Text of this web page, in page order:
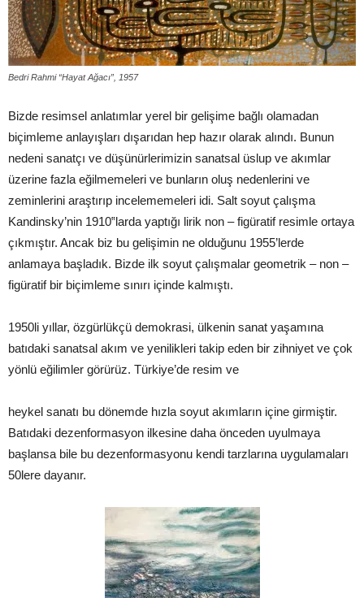
Bedri Rahmi “Hayat Ağacı”, 1957
Bizde resimsel anlatımlar yerel bir gelişime bağlı olamadan
biçimleme anlayışları dışarıdan hep hazır olarak alındı. Bunun
nedeni sanatçı ve düşünürlerimizin sanatsal üslup ve akımlar
üzerine fazla eğilmemeleri ve bunların oluş nedenlerini ve
zeminlerini araştırıp incelememeleri idi. Salt soyut çalışma
Kandinsky’nin 1910‟larda yaptığı lirik non – figüratif resimle ortaya
çıkmıştır. Ancak biz bu gelişimin ne olduğunu 1955’lerde
anlamaya başladık. Bizde ilk soyut çalışmalar geometrik – non –
figüratif bir biçimleme sınırı içinde kalmıştı.
1950li yıllar, özgürlükçü demokrasi, ülkenin sanat yaşamına
batıdaki sanatsal akım ve yenilikleri takip eden bir zihniyet ve çok
yönlü eğilimler görürüz. Türkiye’de resim ve
heykel sanatı bu dönemde hızla soyut akımların içine girmiştir.
Batıdaki dezenformasyon ilkesine daha önceden uyulmaya
başlansa bile bu dezenformasyonu kendi tarzlarına uygulamaları
50lere dayanır.